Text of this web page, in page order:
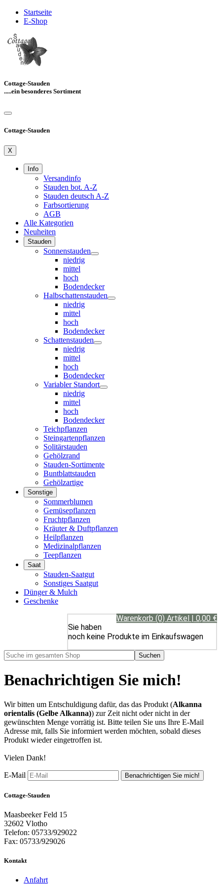
Startseite
E-Shop
Cottage-Stauden
.....ein besonderes Sortiment
Cottage-Stauden
X
Info
Versandinfo
Stauden bot. A-Z
Stauden deutsch A-Z
Farbsortierung
AGB
Alle Kategorien
Neuheiten
Stauden
Sonnenstauden
niedrig
mittel
hoch
Bodendecker
Halbschattenstauden
niedrig
mittel
hoch
Bodendecker
Schattenstauden
niedrig
mittel
hoch
Bodendecker
Variabler Standort
niedrig
mittel
hoch
Bodendecker
Teichpflanzen
Steingartenpflanzen
Solitärstauden
Gehölzrand
Stauden-Sortimente
Buntblattstauden
Gehölzartige
Sonstige
Sommerblumen
Gemüsepflanzen
Fruchtpflanzen
Kräuter & Duftpflanzen
Heilpflanzen
Medizinalpflanzen
Teepflanzen
Saat
Stauden-Saatgut
Sonstiges Saatgut
Dünger & Mulch
Geschenke
Warenkorb (0) Artikel | 0,00 €
Sie haben
noch keine Produkte im Einkaufswagen
Benachrichtigen Sie mich!
Wir bitten um Entschuldigung dafür, das das Produkt (Alkanna
orientalis (Gelbe Alkanna)) zur Zeit nicht oder nicht in der
gewünschten Menge vorrätig ist. Bitte teilen Sie uns Ihre E-Mail
Adresse mit, falls Sie informiert werden möchten, sobald dieses
Produkt wieder eingetroffen ist.
Vielen Dank!
E-Mail Benachrichtigen Sie mich!
Cottage-Stauden
Maasbeeker Feld 15
32602 Vlotho
Telefon: 05733/929022
Fax: 05733/929026
Kontakt
Anfahrt